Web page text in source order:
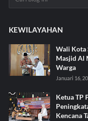
KEWILAYAHAN
Wali Kota
Masjid Al
Warga
Januari 16,
Ketua TP
Kencana